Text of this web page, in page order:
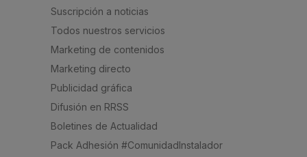
Suscripción a noticias
Todos nuestros servicios
Marketing de contenidos
Marketing directo
Publicidad gráfica
Difusión en RRSS
Boletines de Actualidad
Pack Adhesión #ComunidadInstalador